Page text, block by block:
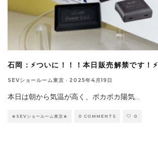
石岡：⚡ついに！！！本日販売解禁です！⚡
SEVショールーム東京 · 2025年4月19日
本日は朝から気温が高く、ポカポカ陽気
★SEVショールーム東京★ 0 COMMENTS 0